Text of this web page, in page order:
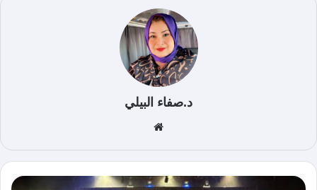
د.صفاء البيلي
الوي
ب